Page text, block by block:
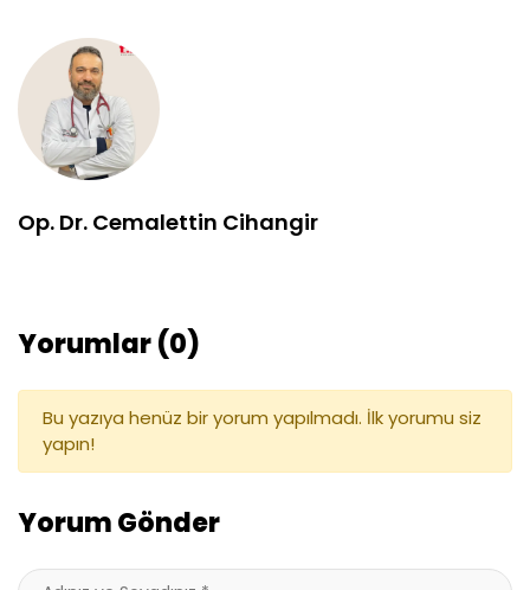
Op. Dr. Cemalettin Cihangir
Yorumlar (0)
Bu yazıya henüz bir yorum yapılmadı. İlk yorumu siz
yapın!
Yorum Gönder